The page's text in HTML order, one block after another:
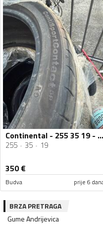
Continental - 255 35 19 - Ljetnja guma
255 35 19
350€
Budva prije 6
BRZA PRETRAGA
GumeAndrijevica